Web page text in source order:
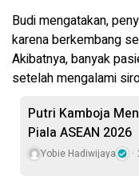
Budi mengatakan,
karena berkembang
Akibatnya, banyak
setelah mengalami
Putri Kamboja
Piala ASEAN 2026
Yobie Hadiwijaya